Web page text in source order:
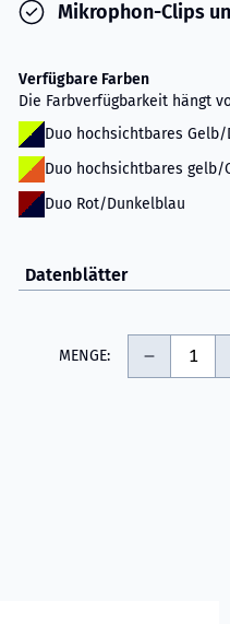
Mikrophon-Clips
Verfügbare Farben
Die Farbverfügbarkeit hängt
Duo hochsichtbares
Duo hochsichtbares gelb/
Duo Rot/Dunkelblau
Datenblätter
MENGE: